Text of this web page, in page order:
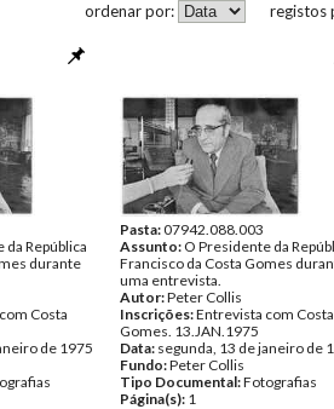
registos
ordenar por:
República
durante
Costa
de 1975
Pasta:07942.088.003
Assunto: O Presidente da
Francisco da Costa Gomes
uma entrevista.
Autor:Peter Collis
Inscrições:Entrevista com Costa
Gomes. 13.JAN.1975
Data: segunda, 13 de janeiro de
Fundo:Peter Collis
Tipo Documental:Fotografias
Página(s): 1